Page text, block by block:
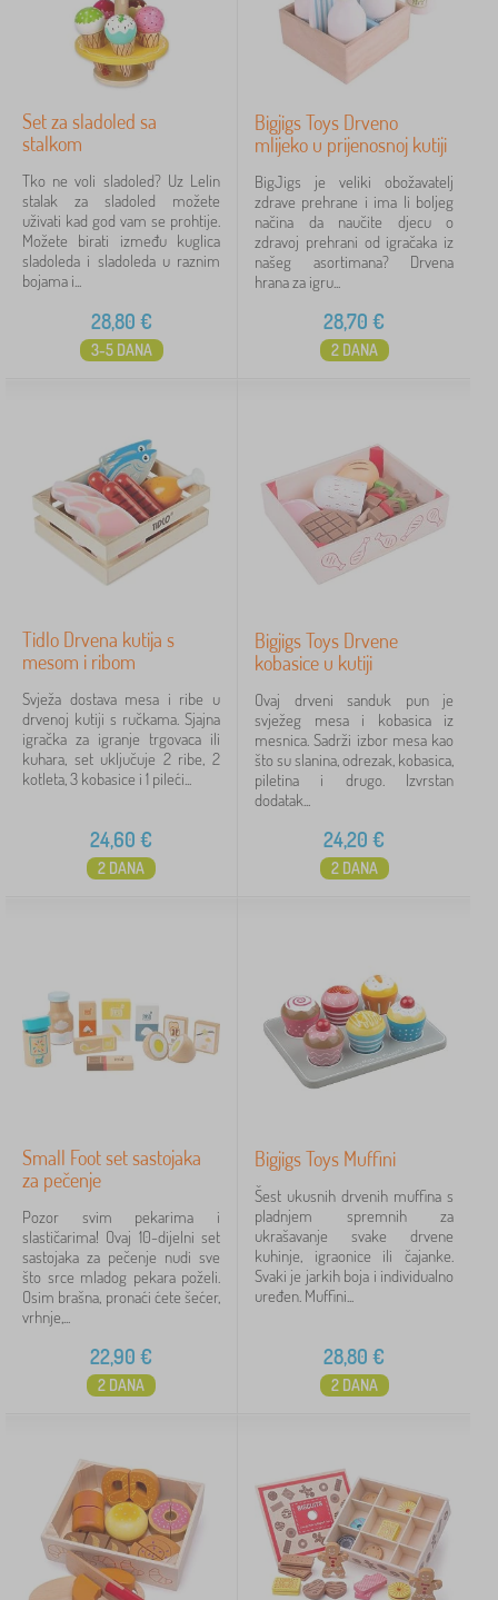
Set za sladoled sa
stalkom
Tko ne voli sladoled? Uz Lelin
stalak za sladoled možete
uživati kad god vam se prohtije.
Možete birati između kuglica
sladoleda i sladoleda u raznim
bojama i...
28,80 €
3-5 DANA
Bigjigs Toys Drveno
mlijeko u prijenosnoj kutiji
BigJigs je veliki obožavatelj
zdrave prehrane i ima li boljeg
načina da naučite djecu o
zdravoj prehrani od igračaka iz
našeg asortimana? Drvena
hrana za igru...
28,70 €
2 DANA
Tidlo Drvena kutija s
mesom i ribom
Svježa dostava mesa i ribe u
drvenoj kutiji s ručkama. Sjajna
igračka za igranje trgovaca ili
kuhara, set uključuje 2 ribe, 2
kotleta, 3 kobasice i 1 pileći...
24,60 €
2 DANA
Bigjigs Toys Drvene
kobasice u kutiji
Ovaj drveni sanduk pun je
svježeg mesa i kobasica iz
mesnica. Sadrži izbor mesa kao
što su slanina, odrezak, kobasica,
piletina i drugo. Izvrstan
dodatak...
24,20 €
2 DANA
Small Foot set sastojaka
za pečenje
Pozor svim pekarima i
slastičarima! Ovaj 10-dijelni set
sastojaka za pečenje nudi sve
što srce mladog pekara poželi.
Osim brašna, pronaći ćete šećer,
vrhnje,...
22,90 €
2 DANA
Bigjigs Toys Muffini
Šest ukusnih drvenih muffina s
pladnjem spremnih za
ukrašavanje svake drvene
kuhinje, igraonice ili čajanke.
Svaki je jarkih boja i individualno
uređen. Muffini...
28,80 €
2 DANA